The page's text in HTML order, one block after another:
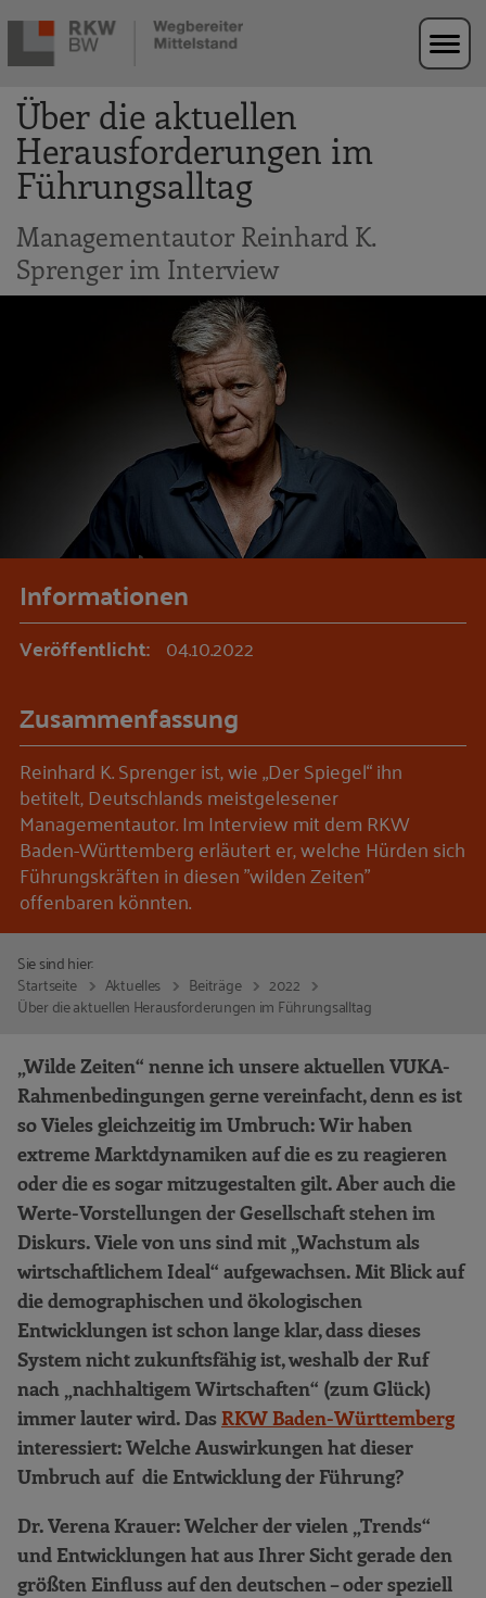
Zur Navigation springen
Zum Hauptinhalt springen
Über die aktuellen
Herausforderungen im
Führungsalltag
Managementautor Reinhard K.
Sprenger im Interview
Informationen
Veröffentlicht: 04.10.2022
Zusammenfassung
Reinhard K. Sprenger ist, wie „Der Spiegel“ ihn
betitelt, Deutschlands meistgelesener
Managementautor. Im Interview mit dem RKW
Baden-Württemberg erläutert er, welche Hürden sich
Führungskräften in diesen "wilden Zeiten"
offenbaren könnten.
Sie sind hier:
Startseite
Aktuelles Beiträge
2022
Über die aktuellen Herausforderungen im Führungsalltag
„Wilde Zeiten“ nenne ich unsere aktuellen VUKA-
Rahmenbedingungen gerne vereinfacht, denn es ist
so Vieles gleichzeitig im Umbruch: Wir haben
extreme Marktdynamiken auf die es zu reagieren
oder die es sogar mitzugestalten gilt. Aber auch die
Werte-Vorstellungen der Gesellschaft stehen im
Diskurs. Viele von uns sind mit „Wachstum als
wirtschaftlichem Ideal“ aufgewachsen. Mit Blick auf
die demographischen und ökologischen
Entwicklungen ist schon lange klar, dass dieses
System nicht zukunftsfähig ist, weshalb der Ruf
nach „nachhaltigem Wirtschaften“ (zum Glück)
immer lauter wird. DasRKW Baden-Württemberg
interessiert: Welche Auswirkungen hat dieser
Umbruch auf die Entwicklung der Führung?
Dr. Verena Krauer: Welcher der vielen „Trends“
und Entwicklungen hat aus Ihrer Sicht gerade den
größten Einfluss auf den deutschen – oder speziell